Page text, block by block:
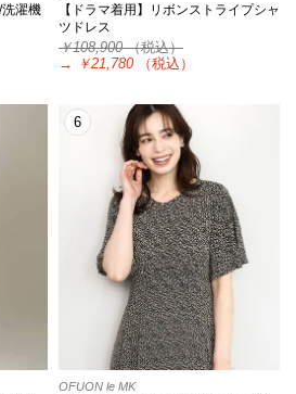
濯機
【ドラマ着用】リボンストライプシャ
ツドレス
￥108,900（税込）
→
￥21,780 （税込）
6
OFUON le MK